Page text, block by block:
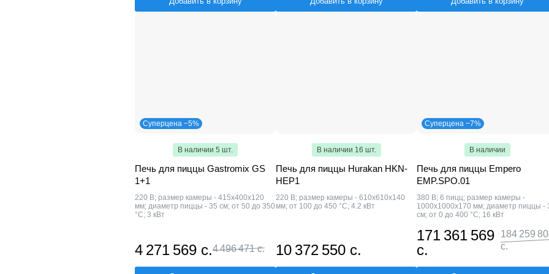
Суперцена −5%
В наличии 5 шт.
Печь для пиццы Gastromix GS
1+1
220 В; размер камеры - 415х400х120
мм; диаметр пиццы - 35 см; от 50 до 350
°С; 3 кВт
4 271 569 с.4 496 471 с.
В наличии 16 шт.
Печь для пиццы Hurakan HKN-
HEP1
220 В; размер камеры - 610x610x140
мм; от 100 до 450 °С; 4.2 кВт
10 372 550 с.
Суперцена −7%
В наличии
Печь для пиццы Empero
EMP.SPO.01
380 В; 6 пицц; размер камеры -
1000х1000х170 мм; диаметр пиццы -
см; от 0 до 400 °С; 16 кВт
171 361 569
с.
184 259
с.